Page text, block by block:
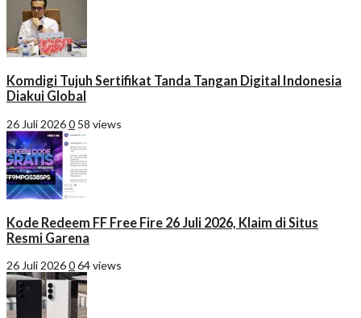
Komdigi Tujuh Sertifikat Tanda Tangan Digital Indonesia
Diakui Global
26 Juli 20260 58 views
Kode Redeem FF Free Fire 26 Juli 2026, Klaim di Situs
Resmi Garena
26 Juli 2026064 views